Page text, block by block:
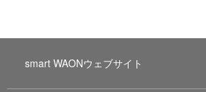
smart WAONウェブサイト